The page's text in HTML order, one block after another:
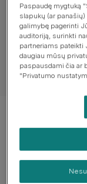
Visi
Rodomi 4 iš 4
Paspaudę mygtuką
slapukų (ar
galimybę pagerinti
auditoriją, surinkti
partneriams pateikti
daugiau mūsų
paspausdami čia ar
"Privatumo